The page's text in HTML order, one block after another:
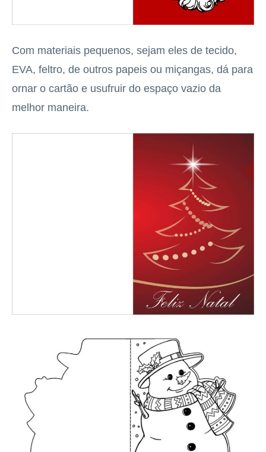
Com materiais pequenos, sejam eles de tecido,
EVA, feltro, de outros papeis ou miçangas, dá para
ornar o cartão e usufruir do espaço vazio da
melhor maneira.